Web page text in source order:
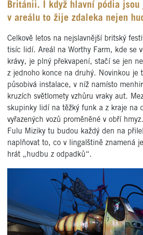
Británii. I když hlavní pódia jsou
v areálu to žije zdaleka nejen
Celkově letos na nejslavnější britský
tisíc lidí. Areál na Worthy Farm, kde se
krávy, je plný překvapení, stačí se jen
z jednoho konce na druhý. Novinkou je
působivá instalace, v níž namísto
kruzích světlomety vzhůru vraky aut.
skupinky lidí na těžký funk a z kraje na
vyřazených vozů proměněné v obří
Fulu Miziky tu budou každý den na
naplňovat to, co v lingalštině znamená
hrát „hudbu z odpadků“.